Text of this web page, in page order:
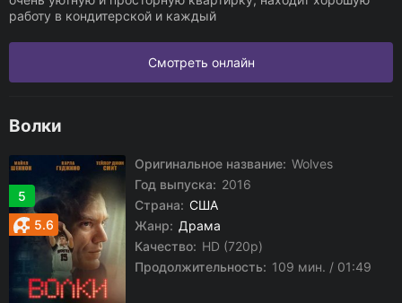
работу в кондитерской и каждый
Смотреть онлайн
Волки
5
5.6
Оригинальное название: Wolves
Год выпуска: 2016
Страна: США
Жанр: Драма
Качество: HD (720p)
Продолжительность: 109 мин. / 01:49